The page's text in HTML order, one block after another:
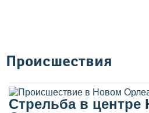
Вы здесь
Происшествия
Стрельба в центре